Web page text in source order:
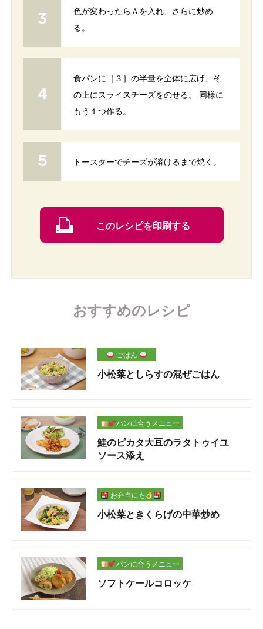
色が変わったらＡを入れ、さらに炒め
る。
食パンに［３］の半量を全体に広げ、そ
の上にスライスチーズをのせる。 同様に
もう１つ作る。
トースターでチーズが溶けるまで焼く。
このレシピを印刷する
おすすめのレシピ
ごはん
小松菜としらすの混ぜごはん
パンに合うメニュー
鮭のピカタ大豆のラタトゥイユ
ソース添え
お弁当にも
小松菜ときくらげの中華炒め
パンに合うメニュー
ソフトケールコロッケ